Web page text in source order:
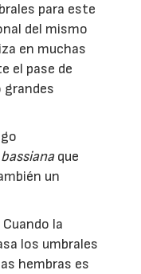
para este
del mismo
en muchas
el pase de
que
un
Cuando la
los umbrales
hembras es